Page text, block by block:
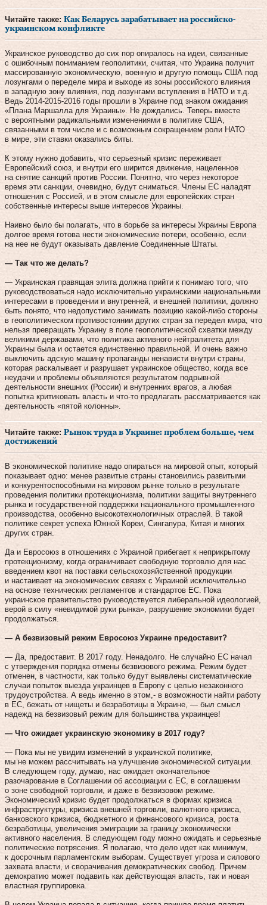
Читайте также: Как Беларусь зарабатывает на российско-
украинском конфликте
Украинское руководство до сих пор опиралось на идеи, связанные
с ошибочным пониманием геополитики, считая, что Украина получит
массированную экономическую, военную и другую помощь США под
лозунгами о переделе мира и выходе из зоны российского влияния
в западную зону влияния, под лозунгами вступления в НАТО и т.д.
Ведь 2014-2015-2016 годы прошли в Украине под знаком ожидания
«Плана Маршалла для Украины». Не дождались. Теперь вместе
с вероятными радикальными изменениями в политике США,
связанными в том числе и с возможным сокращением роли НАТО
в мире, эти ставки оказались биты.
К этому нужно добавить, что серьезный кризис переживает
Европейский союз, и внутри его ширится движение, нацеленное
на снятие санкций против России. Понятно, что через некоторое
время эти санкции, очевидно, будут сниматься. Члены ЕС наладят
отношения с Россией, и в этом смысле для европейских стран
собственные интересы выше интересов Украины.
Наивно было бы полагать, что в борьбе за интересы Украины Европа
долгое время готова нести экономические потери, особенно, если
на нее не будут оказывать давление Соединенные Штаты.
— Так что же делать?
— Украинская правящая элита должна прийти к понимаю того, что
руководствоваться надо исключительно украинскими национальными
интересами в проведении и внутренней, и внешней политики, должно
быть понято, что недопустимо занимать позицию какой-либо стороны
в геополитическом противостоянии других стран за передел мира, что
нельзя превращать Украину в поле геополитической схватки между
великими державами, что политика активного нейтралитета для
Украины была и остается единственно правильной. И очень важно
выключить адскую машину пропаганды ненависти внутри страны,
которая раскалывает и разрушает украинское общество, когда все
неудачи и проблемы объявляются результатом подрывной
деятельности внешних (России) и внутренних врагов, а любая
попытка критиковать власть и что-то предлагать рассматривается как
деятельность «пятой колонны».
Читайте также: Рынок труда в Украине: проблем больше, чем
достижений
В экономической политике надо опираться на мировой опыт, который
показывает одно: менее развитые страны становились развитыми
и конкурентоспособными на мировом рынке только в результате
проведения политики протекционизма, политики защиты внутреннего
рынка и государственной поддержки национального промышленного
производства, особенно высокотехнологичных отраслей. В такой
политике секрет успеха Южной Кореи, Сингапура, Китая и многих
других стран.
Да и Евросоюз в отношениях с Украиной прибегает к неприкрытому
протекционизму, когда ограничивает свободную торговлю для нас
введением квот на поставки сельскохозяйственной продукции
и настаивает на экономических связях с Украиной исключительно
на основе технических регламентов и стандартов ЕС. Пока
украинское правительство руководствуется либеральной идеологией,
верой в силу «невидимой руки рынка», разрушение экономики будет
продолжаться.
— А безвизовый режим Евросоюз Украине предоставит?
— Да, предоставит. В 2017 году. Ненадолго. Не случайно ЕС начал
с утверждения порядка отмены безвизового режима. Режим будет
отменен, в частности, как только будут выявлены систематические
случаи попыток выезда украинцев в Европу с целью незаконного
трудоустройства. А ведь именно в этом,- в возможности найти работу
в ЕС, бежать от нищеты и безработицы в Украине, — был смысл
надежд на безвизовый режим для большинства украинцев!
— Что ожидает украинскую экономику в 2017 году?
— Пока мы не увидим изменений в украинской политике,
мы не можем рассчитывать на улучшение экономической ситуации.
В следующем году, думаю, нас ожидает окончательное
разочарование в Соглашении об ассоциации с ЕС, в соглашении
о зоне свободной торговли, и даже в безвизовом режиме.
Экономический кризис будет продолжаться в формах кризиса
инфраструктуры, кризиса внешней торговли, валютного кризиса,
банковского кризиса, бюджетного и финансового кризиса, роста
безработицы, увеличения эмиграции за границу экономически
активного населения. В следующем году можно ожидать и серьезные
политические потрясения. Я полагаю, что дело идет как минимум,
к досрочным парламентским выборам. Существует угроза и силового
захвата власти, и сворачивания демократических свобод. Причем
демократию может подавить как действующая власть, так и новая
властная группировка.